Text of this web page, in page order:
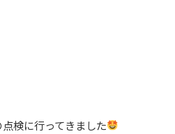
検に行ってきました